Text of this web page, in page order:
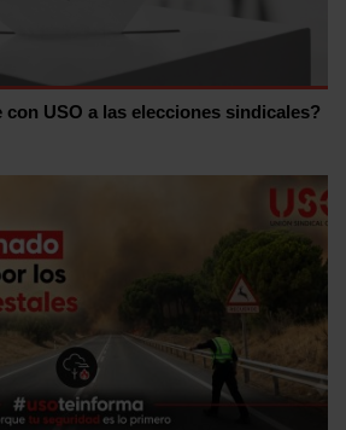
USO a las elecciones sindicales?